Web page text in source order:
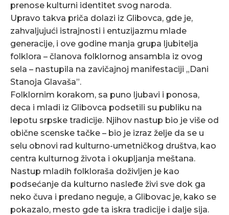
prenose kulturni identitet svog naroda.
Upravo takva priča dolazi iz Glibovca, gde je,
zahvaljujući istrajnosti i entuzijazmu mlade
generacije, i ove godine manja grupa ljubitelja
folklora – članova folklornog ansambla iz ovog
sela – nastupila na zavičajnoj manifestaciji „Dani
Stanoja Glavaša”.
Folklornim korakom, sa puno ljubavi i ponosa,
deca i mladi iz Glibovca podsetili su publiku na
lepotu srpske tradicije. Njihov nastup bio je više od
obične scenske tačke – bio je izraz želje da se u
selu obnovi rad kulturno-umetničkog društva, kao
centra kulturnog života i okupljanja meštana.
Nastup mladih folkloraša doživljen je kao
podsećanje da kulturno nasleđe živi sve dok ga
neko čuva i predano neguje, a Glibovac je, kako se
pokazalo, mesto gde ta iskra tradicije i dalje sija.